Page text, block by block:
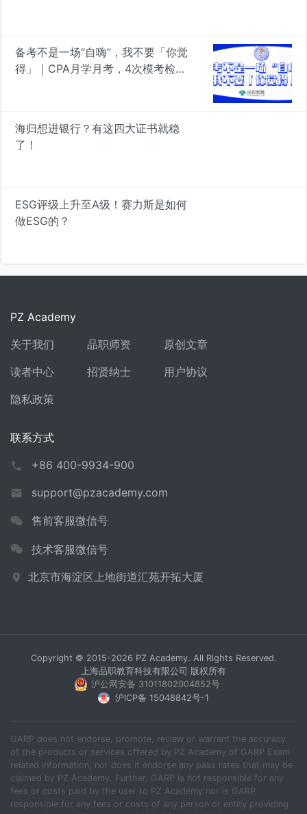
备考不是一场“自嗨”，我不要「你觉
得」｜CPA月学月考，4次模考检验
海归想进银行？有这四大证书就稳
了！
ESG评级上升至A级！赛力斯是如何
做ESG的？
PZ Academy
关于我们
品职师资
原创文章
读者中心
招贤纳士
用户协议
隐私政策
联系方式
+86 400-9934-900
support@pzacademy.com
售前客服微信号
技术客服微信号
北京市海淀区上地街道汇苑开拓大厦
沪公网安备 31011802004852号
沪ICP备 15048842号-1
Copyright © 2015-2026 PZ Academy. All Rights Reserved.
上海品职教育科技有限公司 版权所有
GARP does not endorse, promote, review or warrant the accuracy
of the products or services offered by PZ Academy of GARP Exam
related information, nor does it endorse any pass rates that may be
claimed by PZ Academy. Further, GARP is not responsible for any
fees or costs paid by the user to PZ Academy nor is GARP
responsible for any fees or costs of any person or entity providing